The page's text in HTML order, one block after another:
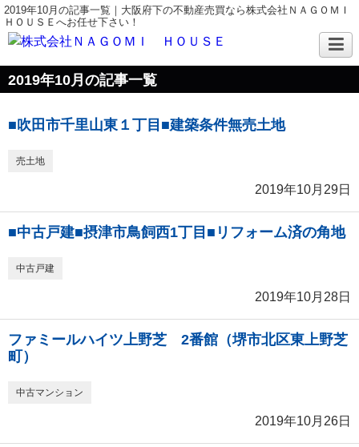
2019年10月の記事一覧｜大阪府下の不動産売買なら株式会社ＮＡＧＯＭＩ
ＨＯＵＳＥへお任せ下さい！
2019年10月の記事一覧
■吹田市千里山東１丁目■建築条件無売土地
売土地
2019年10月29日
■中古戸建■摂津市鳥飼西1丁目■リフォーム済の角地
中古戸建
2019年10月28日
ファミールハイツ上野芝 2番館（堺市北区東上野芝
町）
中古マンション
2019年10月26日